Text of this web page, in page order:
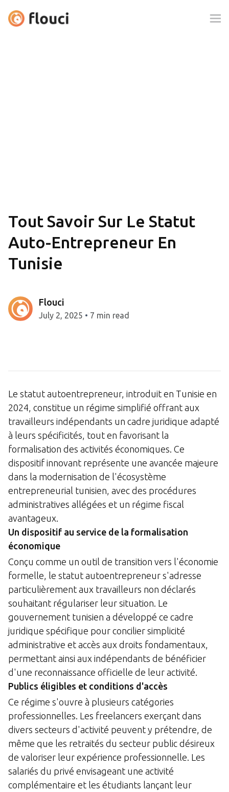
Tout Savoir Sur Le Statut
Auto-Entrepreneur En
Tunisie
Flouci
July 2, 2025 • 7 min read
Le statut autoentrepreneur, introduit en Tunisie en
2024, constitue un régime simplifié offrant aux
travailleurs indépendants un cadre juridique adapté
à leurs spécificités, tout en favorisant la
formalisation des activités économiques. Ce
dispositif innovant représente une avancée majeure
dans la modernisation de l'écosystème
entrepreneurial tunisien, avec des procédures
administratives allégées et un régime fiscal
avantageux.
Un dispositif au service de la formalisation
économique
Conçu comme un outil de transition vers l'économie
formelle, le statut autoentrepreneur s'adresse
particulièrement aux travailleurs non déclarés
souhaitant régulariser leur situation. Le
gouvernement tunisien a développé ce cadre
juridique spécifique pour concilier simplicité
administrative et accès aux droits fondamentaux,
permettant ainsi aux indépendants de bénéficier
d'une reconnaissance officielle de leur activité.
Publics éligibles et conditions d'accès
Ce régime s'ouvre à plusieurs catégories
professionnelles. Les freelancers exerçant dans
divers secteurs d'activité peuvent y prétendre, de
même que les retraités du secteur public désireux
de valoriser leur expérience professionnelle. Les
salariés du privé envisageant une activité
complémentaire et les étudiants lançant leur